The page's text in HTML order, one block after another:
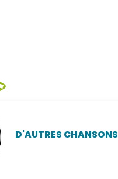
D'AUTRES CHANSONS